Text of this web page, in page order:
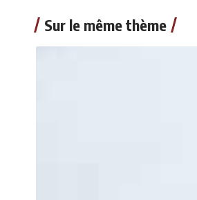
Sur le même thème